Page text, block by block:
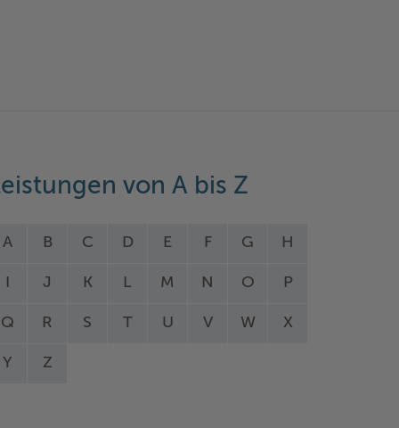
von A bis Z
A B C D E F G H
J K L M N O P
Q R S T U V W X
Y Z